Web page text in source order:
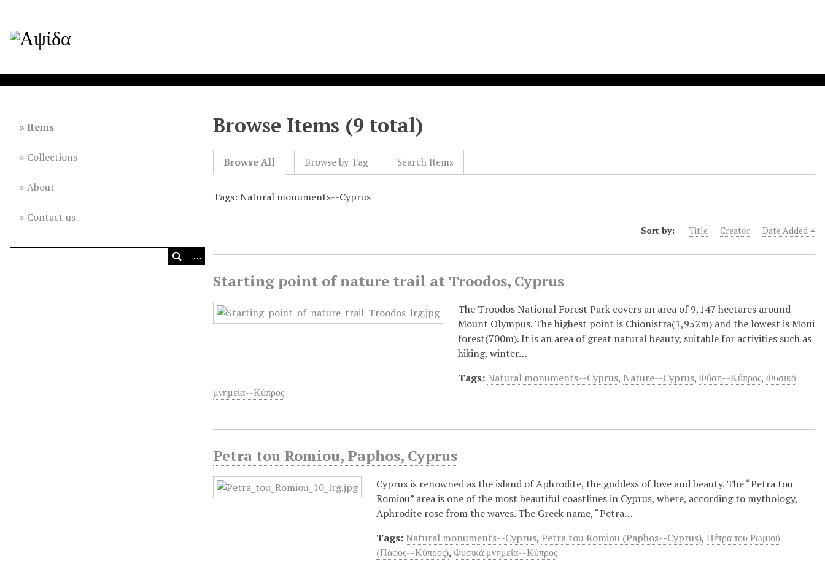
Items
Collections
About
Contact us
Browse Items (9 total)
Browse All Browse by Tag Search Items
Tags: Natural monuments--Cyprus
Sort by: Title Creator Date Added
Starting point of nature trail at Troodos, Cyprus
The Troodos National Forest Park covers an area of 9,147 hectares around
Mount Olympus. The highest point is Chionistra(1,952m) and the lowest is Moni
forest(700m). It is an area of great natural beauty, suitable for activities such as
hiking, winter…
Tags: Natural monuments--Cyprus, Nature--Cyprus,Φύση--Κύπρος,Φυσικά
μνημεία--Κύπρος
Petra tou Romiou, Paphos, Cyprus
Cyprus is renowned as the island of Aphrodite, the goddess of love and beauty. The “Petra tou
Romiou” area is one of the most beautiful coastlines in Cyprus, where, according to mythology,
Aphrodite rose from the waves. The Greek name, “Petra…
Tags: Natural monuments--Cyprus, Petra tou Romiou (Paphos--Cyprus),Πέτρα του Ρωμιού
(Πάφος--Κύπρος),Φυσικά μνημεία--Κύπρος